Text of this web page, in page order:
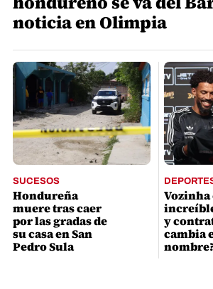
noticia en Olimpia
SUCESOS
Hondureña
muere tras caer
por las gradas de
su casa en San
Pedro Sula
Vozinha
y
cambia